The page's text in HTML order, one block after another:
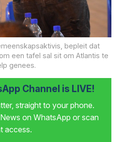
bepleit dat
een tafel sal sit om Atlantis te
genees.
Channel is LIVE!
straight to your phone.
on WhatsApp or scan
access.